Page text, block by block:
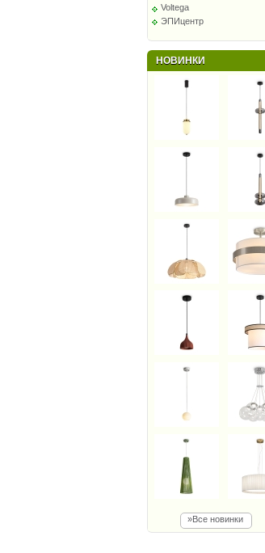
Voltega
ЭПИцентр
НОВИНКИ
»Все новинки